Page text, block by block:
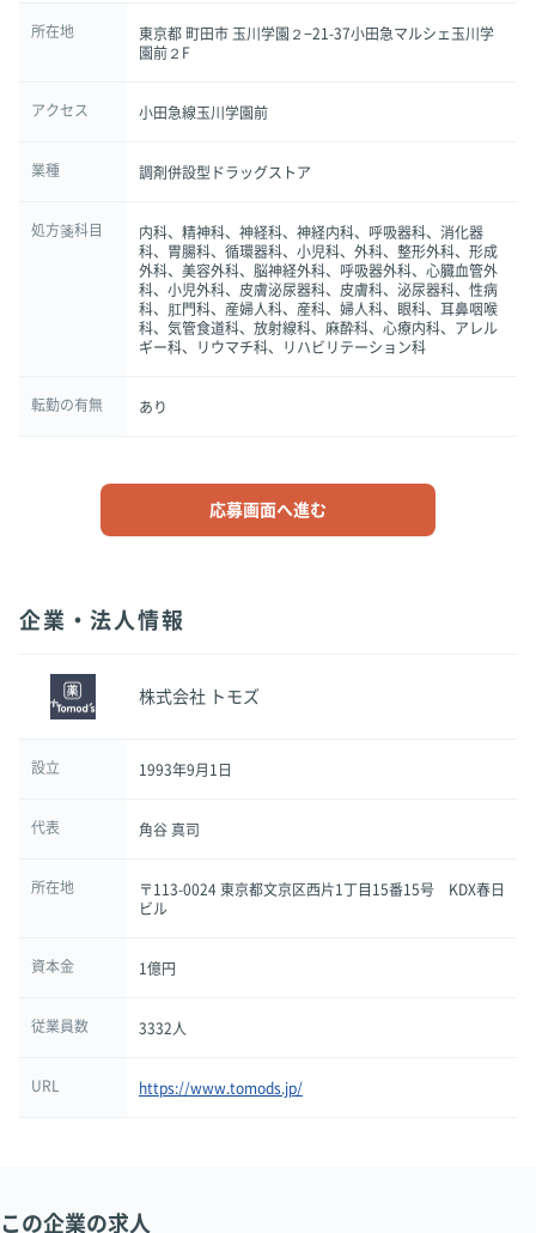
所在地
東京都 町田市 玉川学園２−21-37小田急マルシェ玉川学
園前２F
アクセス 小田急線玉川学園前
業種 調剤併設型ドラッグストア
処方箋科目
内科、精神科、神経科、神経内科、呼吸器科、消化器
科、胃腸科、循環器科、小児科、外科、整形外科、形成
外科、美容外科、脳神経外科、呼吸器外科、心臓血管外
科、小児外科、皮膚泌尿器科、皮膚科、泌尿器科、性病
科、肛門科、産婦人科、産科、婦人科、眼科、耳鼻咽喉
科、気管食道科、放射線科、麻酔科、心療内科、アレル
ギー科、リウマチ科、リハビリテーション科
転勤の有無 あり
応募画面へ進む
企業・法人情報
株式会社 トモズ
設立 1993年9月1日
代表 角谷 真司
所在地
〒113-0024 東京都文京区西片1丁目15番15号 KDX春日
ビル
資本金 1億円
従業員数 3332人
URL https://www.tomods.jp/
この企業の求人